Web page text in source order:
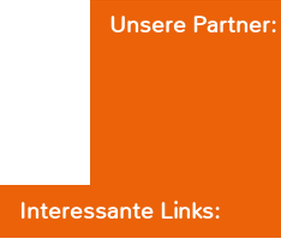
Unsere Partner:
Interessante Links: